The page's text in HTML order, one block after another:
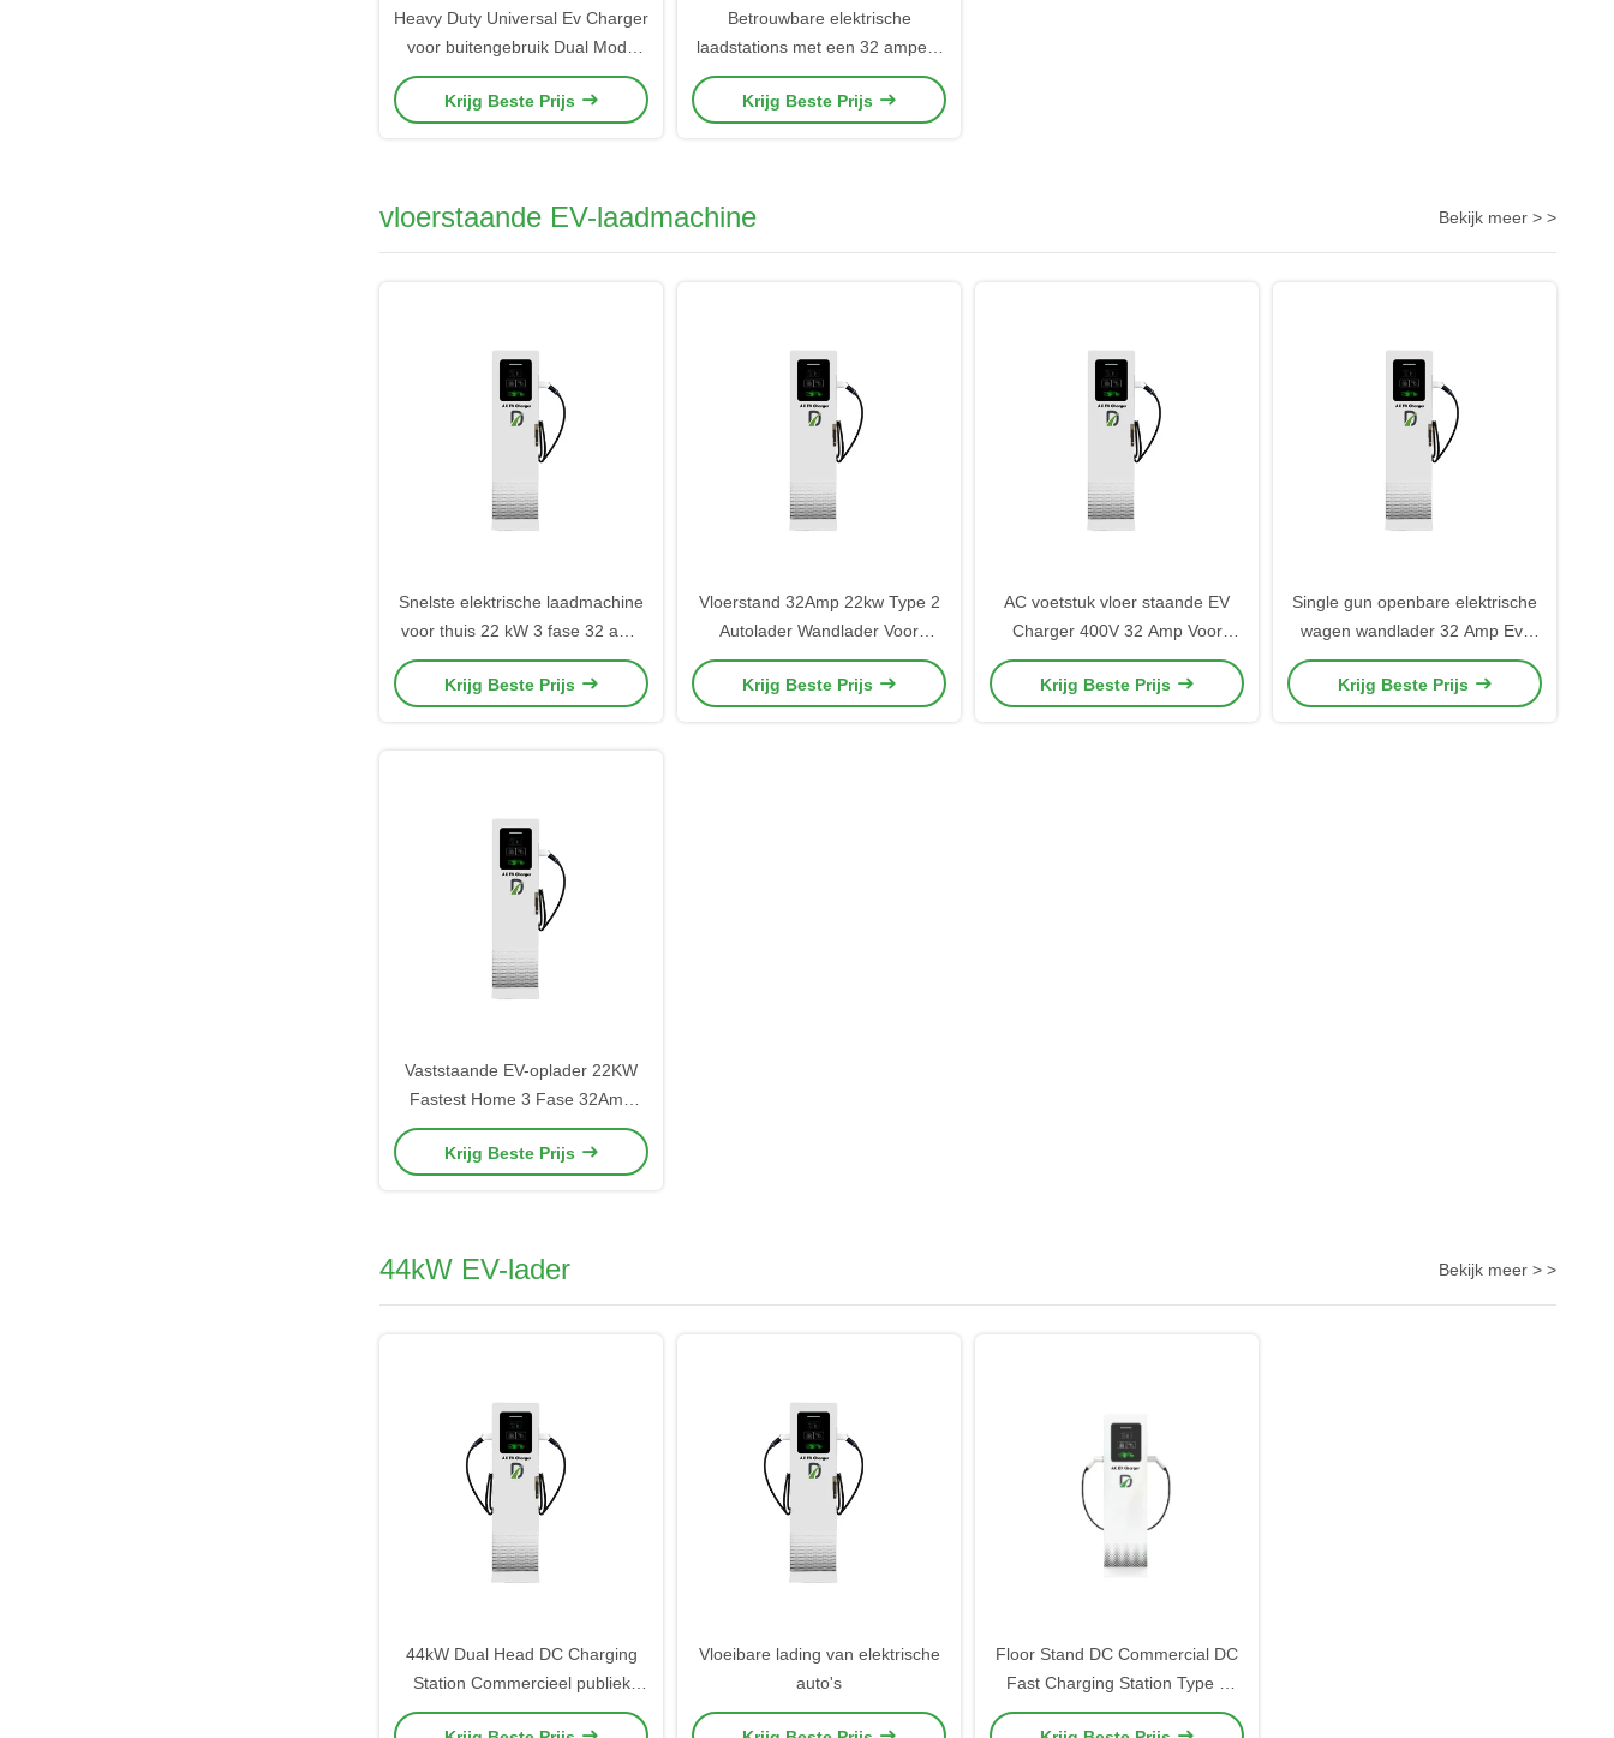
Heavy Duty Universal Ev Charger
voor buitengebruik Dual Mode
Brandbestendige behuizing
Krijg Beste Prijs
Betrouwbare elektrische
laadstations met een 32 ampere
EV-oplader
Krijg Beste Prijs
vloerstaande EV-laadmachine Bekijk meer > >
Snelste elektrische laadmachine
voor thuis 22 kW 3 fase 32 amp
Mode 2 lading voor auto
Krijg Beste Prijs
Vloerstand 32Amp 22kw Type 2
Autolader Wandlader Voor
Elektrische Auto
Krijg Beste Prijs
AC voetstuk vloer staande EV
Charger 400V 32 Amp Voor
commerciële
Krijg Beste Prijs
Single gun openbare elektrische
wagen wandlader 32 Amp Ev-
lader
Krijg Beste Prijs
Vaststaande EV-oplader 22KW
Fastest Home 3 Fase 32Amp
Mode 2 Oplaadstapel voor auto
Krijg Beste Prijs
44kW EV-lader Bekijk meer > >
44kW Dual Head DC Charging
Station Commercieel publiek
Voor elektrische voertuigen Auto
Vloeibare lading van elektrische
auto's
Floor Stand DC Commercial DC
Fast Charging Station Type 2
elektrische auto-oplader